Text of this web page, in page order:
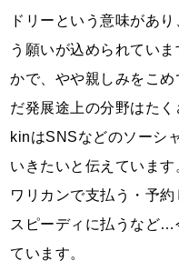
ドリーという意味があ
う願いが込められてい
かで、やや親しみをこ
だ発展途上の分野はた
kinはSNSなどのソーシ
いきたいと伝えていま
ワリカンで支払う・予
スピーディに払うなど…
ています。